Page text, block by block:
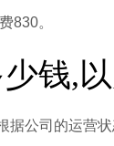
830。
钱,
公司的运营状